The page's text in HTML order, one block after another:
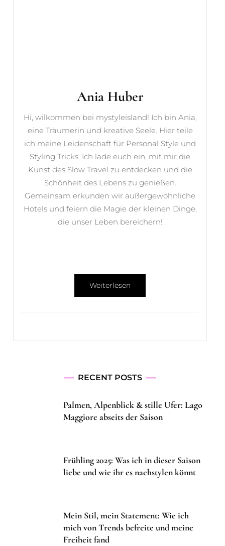
Ania Huber
Hi, wilkommen bei mystyleisland! Ich bin Ania,
eine Träumerin und kreative Seele. Hier teile
ich meine Leidenschaft für Personal Style und
Styling Tricks. Ich lade euch ein, mit mir die
Kunst des Slow Travel zu entdecken und die
Schönheit des Lebens zu genießen.
Gemeinsam erkunden wir außergewöhnliche
Hotels und feiern die Magie der kleinen Dinge,
die unser Leben bereichern!
Weiterlesen
RECENT POSTS
Palmen, Alpenblick & stille Ufer: Lago
Maggiore abseits der Saison
Frühling 2025: Was ich in dieser Saison
liebe und wie ihr es nachstylen könnt
Mein Stil, mein Statement: Wie ich
mich von Trends befreite und meine
Freiheit fand